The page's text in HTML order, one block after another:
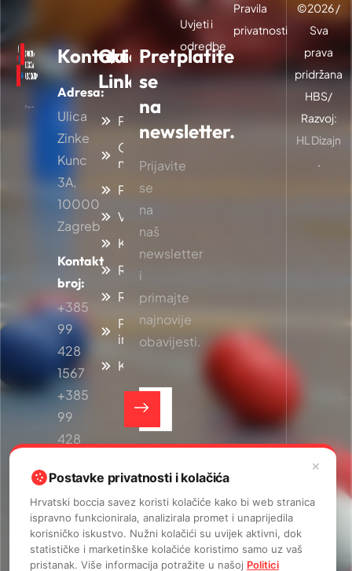
Kontakt
Adresa:
Ulica
Zinke
Kunc
3A,
10000
Zagreb
Kontakt
broj:
+385
99
428
1567
+385
99
428
Quick
Links
Početna
O
nama
Projekti
Vijesti
Klubovi
Reprezentacija
Rezultati
Pristup
informacijama
Kontakt
Pretplatite
se
na
newsletter.
Prijavite
se
na
naš
newsletter
i
primajte
najnovije
obavijesti.
Pravila
privatnosti.
L
o
Uvjeti i
odredbe
©2026/
Sva
prava
pridržana
HBS/
Razvoj:
HL Dizajn
.
Pravila
privatnosti
✕
Postavke privatnosti i kolačića
Hrvatski boccia savez koristi kolačiće kako bi web stranica
ispravno funkcionirala, analizirala promet i unaprijedila
korisničko iskustvo. Nužni kolačići su uvijek aktivni, dok
statističke i marketinške kolačiće koristimo samo uz vaš
pristanak. Više informacija potražite u našoj Politici